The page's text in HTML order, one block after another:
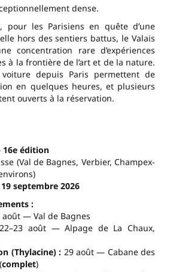
dense.
pour les Parisiens en quête d’une
hors des sentiers battus, le Valais
concentration rare d’expériences
à la frontière de l’art et de la nature.
depuis Paris permettent de
en quelques heures, et plusieurs
ouverts à la réservation.
16e édition
(Val de Bagnes, Verbier, Champex-
19 septembre 2026
:
août — Val de Bagnes
août — Alpage de La Chaux,
(Thylacine) : 29 août — Cabane des
complet)